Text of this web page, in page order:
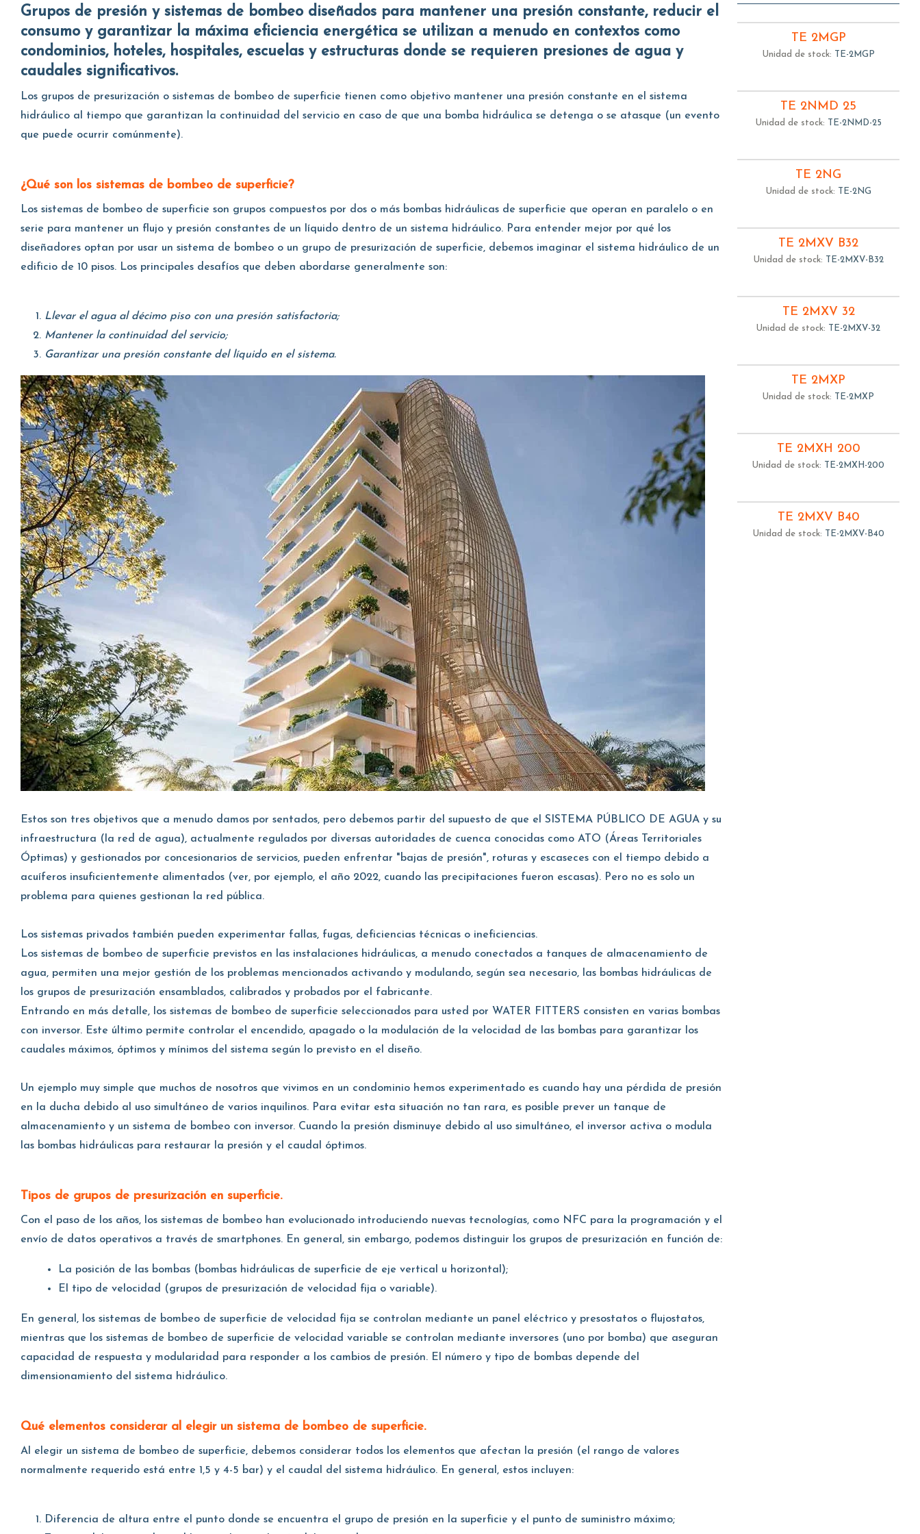
Grupos de presión y sistemas de bombeo diseñados para mantener una presión constante, reducir el
consumo y garantizar la máxima eficiencia energética se utilizan a menudo en contextos como
condominios, hoteles, hospitales, escuelas y estructuras donde se requieren presiones de agua y
caudales significativos.
Los grupos de presurización o sistemas de bombeo de superficie tienen como objetivo mantener una presión constante en el sistema
hidráulico al tiempo que garantizan la continuidad del servicio en caso de que una bomba hidráulica se detenga o se atasque (un evento
que puede ocurrir comúnmente).
¿Qué son los sistemas de bombeo de superficie?
Los sistemas de bombeo de superficie son grupos compuestos por dos o más bombas hidráulicas de superficie que operan en paralelo o en
serie para mantener un flujo y presión constantes de un líquido dentro de un sistema hidráulico. Para entender mejor por qué los
diseñadores optan por usar un sistema de bombeo o un grupo de presurización de superficie, debemos imaginar el sistema hidráulico de un
edificio de 10 pisos. Los principales desafíos que deben abordarse generalmente son:
Llevar el agua al décimo piso con una presión satisfactoria;
Mantener la continuidad del servicio;
Garantizar una presión constante del líquido en el sistema.
Estos son tres objetivos que a menudo damos por sentados, pero debemos partir del supuesto de que el SISTEMA PÚBLICO DE AGUA y su
infraestructura (la red de agua), actualmente regulados por diversas autoridades de cuenca conocidas como ATO (Áreas Territoriales
Óptimas) y gestionados por concesionarios de servicios, pueden enfrentar "bajas de presión", roturas y escaseces con el tiempo debido a
acuíferos insuficientemente alimentados (ver, por ejemplo, el año 2022, cuando las precipitaciones fueron escasas). Pero no es solo un
problema para quienes gestionan la red pública.
Los sistemas privados también pueden experimentar fallas, fugas, deficiencias técnicas o ineficiencias.
Los sistemas de bombeo de superficie previstos en las instalaciones hidráulicas, a menudo conectados a tanques de almacenamiento de
agua, permiten una mejor gestión de los problemas mencionados activando y modulando, según sea necesario, las bombas hidráulicas de
los grupos de presurización ensamblados, calibrados y probados por el fabricante.
Entrando en más detalle, los sistemas de bombeo de superficie seleccionados para usted por WATER FITTERS consisten en varias bombas
con inversor. Este último permite controlar el encendido, apagado o la modulación de la velocidad de las bombas para garantizar los
caudales máximos, óptimos y mínimos del sistema según lo previsto en el diseño.
Un ejemplo muy simple que muchos de nosotros que vivimos en un condominio hemos experimentado es cuando hay una pérdida de presión
en la ducha debido al uso simultáneo de varios inquilinos. Para evitar esta situación no tan rara, es posible prever un tanque de
almacenamiento y un sistema de bombeo con inversor. Cuando la presión disminuye debido al uso simultáneo, el inversor activa o modula
las bombas hidráulicas para restaurar la presión y el caudal óptimos.
Tipos de grupos de presurización en superficie.
Con el paso de los años, los sistemas de bombeo han evolucionado introduciendo nuevas tecnologías, como NFC para la programación y el
envío de datos operativos a través de smartphones. En general, sin embargo, podemos distinguir los grupos de presurización en función de:
La posición de las bombas (bombas hidráulicas de superficie de eje vertical u horizontal);
El tipo de velocidad (grupos de presurización de velocidad fija o variable).
En general, los sistemas de bombeo de superficie de velocidad fija se controlan mediante un panel eléctrico y presostatos o flujostatos,
mientras que los sistemas de bombeo de superficie de velocidad variable se controlan mediante inversores (uno por bomba) que aseguran
capacidad de respuesta y modularidad para responder a los cambios de presión. El número y tipo de bombas depende del
dimensionamiento del sistema hidráulico.
Qué elementos considerar al elegir un sistema de bombeo de superficie.
Al elegir un sistema de bombeo de superficie, debemos considerar todos los elementos que afectan la presión (el rango de valores
normalmente requerido está entre 1,5 y 4-5 bar) y el caudal del sistema hidráulico. En general, estos incluyen:
Diferencia de altura entre el punto donde se encuentra el grupo de presión en la superficie y el punto de suministro máximo;
TE 2MGP
Unidad de stock: TE-2MGP
TE 2NMD 25
Unidad de stock: TE-2NMD-25
TE 2NG
Unidad de stock: TE-2NG
TE 2MXV B32
Unidad de stock: TE-2MXV-B32
TE 2MXV 32
Unidad de stock: TE-2MXV-32
TE 2MXP
Unidad de stock: TE-2MXP
TE 2MXH 200
Unidad de stock: TE-2MXH-200
TE 2MXV B40
Unidad de stock: TE-2MXV-B40